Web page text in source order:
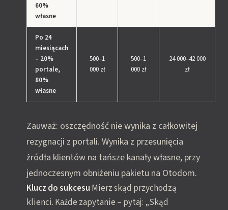
60%
własne
Po 24
miesiącach
– 20%
portale,
80%
własne
500–1
000 zł
500–1
000 zł
24 000–42 000
zł
Zauważ: oszczędność nie wynika z całkowitej
rezygnacji z portali. Wynika z przesunięcia
żródła klientów na tańsze kanały własne, przy
jednoczesnym obniżeniu pakietu na Otodom.
Klucz do sukcesu Mierz skąd przychodzą
klienci. Każde zapytanie – pytaj: „Skąd